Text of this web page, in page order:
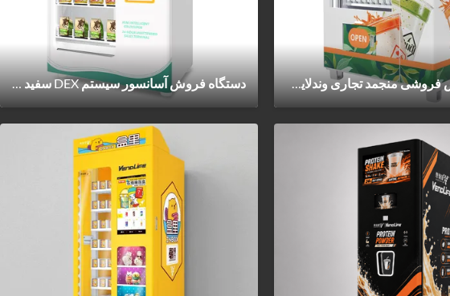
دستگاه فروش فروشی منجمد تجاری وندلایف با تحویل آسانسور و عملکرد اسموتی اتوماتیک عمده فروشی OEM دستگاه فروش آسانسور سیستم DEX سفید برای کیک کوچک 1.7KW 60HZ